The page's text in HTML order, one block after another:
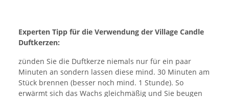
Experten Tipp für die Verwendung der Village Candle
Duftkerzen:
zünden Sie die Duftkerze niemals nur für ein paar
Minuten an sondern lassen diese mind. 30 Minuten am
Stück brennen (besser noch mind. 1 Stunde). So
erwärmt sich das Wachs gleichmäßig und Sie beugen